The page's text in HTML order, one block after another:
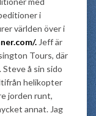
i
världen över i
. Jeff är
Tours, där
å sin sido
helikopter
jorden runt,
annat. Jag